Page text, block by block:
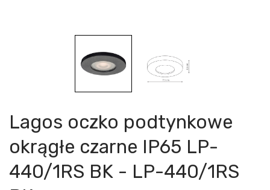
Lagos oczko podtynkowe
okrągłe czarne IP65 LP-
440/1RS BK - LP-440/1RS